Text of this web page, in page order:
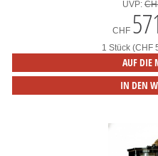
UVP:
CHF
1 Stück (CHF
AUF DIE
IN DEN